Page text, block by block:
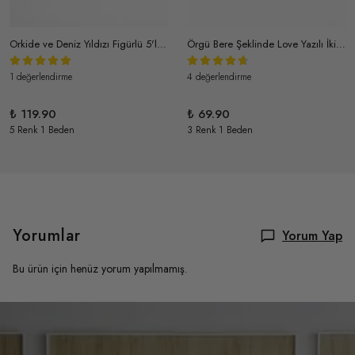
Orkide ve Deniz Yıldızı Figürlü 5'li Toka Seti
1 değerlendirme
₺ 119.90
5 Renk 1 Beden
Örgü Bere Şeklinde Love Yazılı İkili Toka Seti
4 değerlendirme
₺ 69.90
3 Renk 1 Beden
Yorumlar Yorum Yap
Bu ürün için henüz yorum yapılmamış.